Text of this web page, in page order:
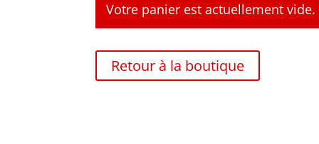
Votre panier est actuellement vide.
Retour à la boutique